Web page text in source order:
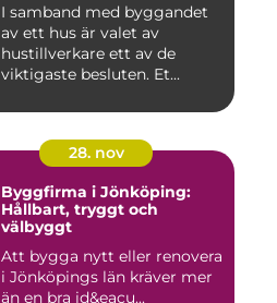
I samband med byggandet
av ett hus är valet av
hustillverkare ett av de
viktigaste besluten. Et...
28. nov
Byggfirma i Jönköping:
Hållbart, tryggt och
välbyggt
Att bygga nytt eller renovera
i Jönköpings län kräver mer
än en bra id&eacu...